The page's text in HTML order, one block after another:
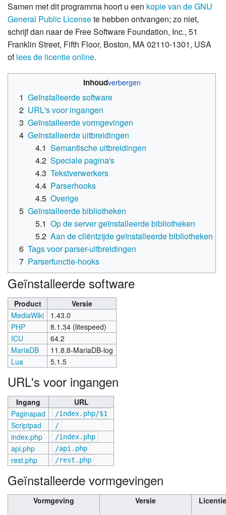
Samen met dit programma hoort u een kopie van de GNU
General Public Licensete hebben ontvangen; zo niet,
schrijf dan naar de Free Software Foundation, Inc., 51
Franklin Street, Fifth Floor, Boston, MA 02110-1301, USA
oflees de licentie online.
Inhoud
1 Geïnstalleerde software
2 URL's voor ingangen
3 Geïnstalleerde vormgevingen
4 Geïnstalleerde uitbreidingen
4.1 Semantische uitbreidingen
4.2 Speciale pagina's
4.3 Tekstverwerkers
4.4 Parserhooks
4.5 Overige
5 Geïnstalleerde bibliotheken
5.1 Op de server geïnstalleerde bibliotheken
5.2 Aan de cliëntzijde geïnstalleerde bibliotheken
6 Tags voor parser-uitbreidingen
7 Parserfunctie-hooks
Geïnstalleerde software
Product
Versie
MediaWiki
1.43.0
PHP
8.1.34 (litespeed)
ICU
64.2
MariaDB
11.8.8-MariaDB-log
Lua
5.1.5
URL's voor ingangen
Ingang
URL
Paginapad
/index.php/$1
Scriptpad /
index.php /index.php
api.php /api.php
rest.php /rest.php
Geïnstalleerde vormgevingen
Vormgeving Versie Licentie